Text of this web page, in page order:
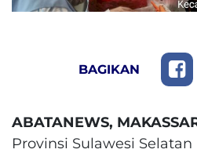
BAGIKAN
ABATANEWS,
Provinsi Sulawesi